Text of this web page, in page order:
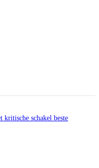
schakel beste